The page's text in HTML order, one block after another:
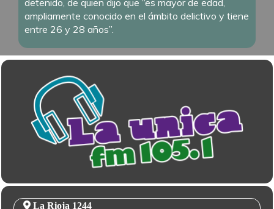
detenido, de quien dijo que “es mayor de edad,
ampliamente conocido en el ámbito delictivo y tiene
entre 26 y 28 años”.
La Rioja 1244